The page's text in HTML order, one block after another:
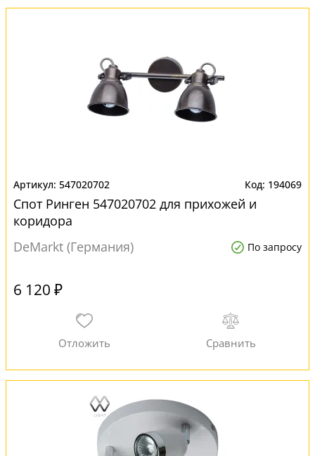
547020702 194069
Спот Ринген 547020702 для прихожей и
коридора
DeMarkt (Германия)
По запросу
6 120 ₽